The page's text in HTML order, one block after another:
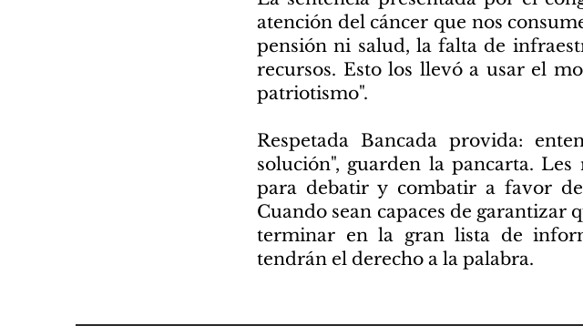
atención del cáncer que nos
pensión ni salud, la falta de
recursos. Esto los llevó a usar el
patriotismo".
Respetada Bancada provida:
solución", guarden la pancarta.
para debatir y combatir a favor
Cuando sean capaces de garantizar
terminar en la gran lista de
tendrán el derecho a la palabra.